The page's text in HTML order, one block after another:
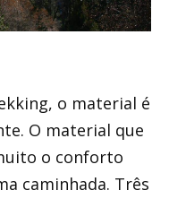
o material é
O material que
o conforto
caminhada. Três